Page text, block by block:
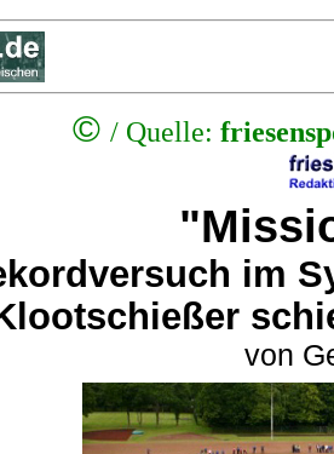
© / Quelle:
im
von